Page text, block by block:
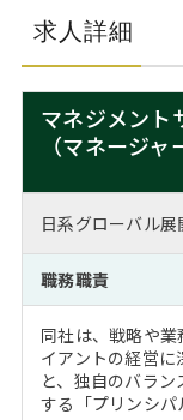
コンサルタントの紹介
ステージ別アドバイス
MBAの転職事例
MBA留学生数の推移
インターン受入企業
MBAを生かす求人特
年齢と年収の相関図
職務経歴書の書き方
よくある面接Q&A集
転職市場の明日をよめ
転職成功への4つの鍵
注目企業インタビュ
キャリアデザインセ
キャリアフォーラム
Career Talk Live
MBA NETWORKING
主なクライアント
採用情報
ニュースリリース
求人詳細
マネジメント
（マネージ
日系グローバル
職務職責
同社は、戦略や
イアントの経営に
と、独自のバラ
する「プリンシパ